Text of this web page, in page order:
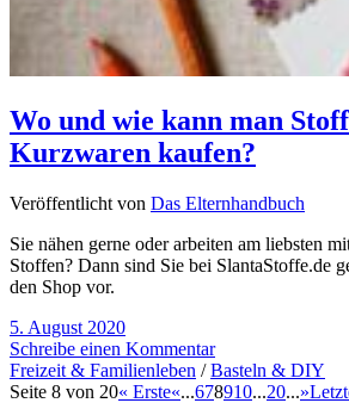
Wo und wie kann man
Kurzwaren kaufen?
Veröffentlicht von Das Elternhandbuch
Sie nähen gerne oder arbeiten am liebsten
Stoffen? Dann sind Sie bei SlantaStoffe.de
den Shop vor.
5. August 2020
Schreibe einen Kommentar
Freizeit & Familienleben /Basteln & DIY
Seite 8 von 20« Erste«...678910...20...»